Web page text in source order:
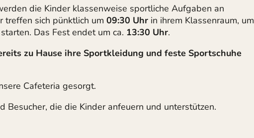
die Kinder klassenweise sportliche Aufgaben an
treffen sich pünktlich um 09:30 Uhr in ihrem Klassenraum, um
Das Fest endet um ca. 13:30 Uhr.
zu Hause ihre Sportkleidung und feste Sportschuhe
Cafeteria gesorgt.
die die Kinder anfeuern und unterstützen.